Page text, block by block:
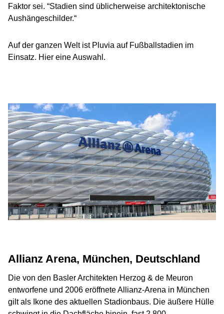
Faktor sei. “Stadien sind üblicherweise architektonische
Aushängeschilder.“
Auf der ganzen Welt ist Pluvia auf Fußballstadien im
Einsatz. Hier eine Auswahl.
Allianz Arena, München, Deutschland
Die von den Basler Architekten Herzog & de Meuron
entworfene und 2006 eröffnete Allianz-Arena in München
gilt als Ikone des aktuellen Stadionbaus. Die äußere Hülle